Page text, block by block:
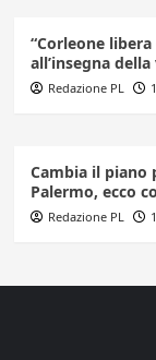
“Corleone
all’insegna
Redazione PL
Cambia il piano
Palermo, ecco
Redazione PL